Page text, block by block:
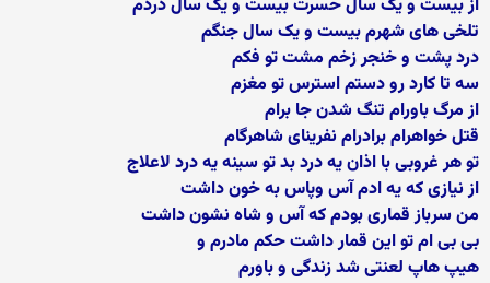
از بیست و یک سال حسرت بیست و یک سال دردم
تلخی های شهرم بیست و یک سال جنگم
درد پشت و خنجر زخم مشت تو فکم
سه تا كارد رو دستم استرس تو مغزم
از مرگ باورام تنگ شدن جا برام
قتل خواهرام برادرام نفرینای شاهرگام
تو هر غروبی با اذان یه درد بد تو سینه یه درد لاعلاج
از نیازی که یه ادم آس وپاس به خون داشت
من سرباز قماری بودم که آس و شاه نشون داشت
بی بی ام تو این قمار داشت حکم مادرم و
هیپ هاپ لعنتی شد زندگی و باورم